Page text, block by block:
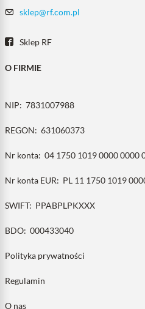
sklep@rf.com.pl
Sklep RF
O FIRMIE
NIP: 7831007988
REGON: 631060373
Nr konta: 04 1750 1019 0000 0000
Nr konta EUR: PL 11 1750 1019
SWIFT: PPABPLPKXXX
BDO: 000433040
Polityka prywatności
Regulamin
O nas